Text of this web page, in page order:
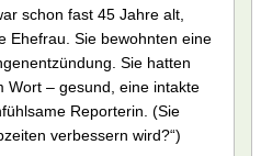
schon fast 45 Jahre alt,
Ehefrau. Sie bewohnten eine
Sie hatten
Wort – gesund, eine intakte
Reporterin. (Sie
verbessern wird?“)